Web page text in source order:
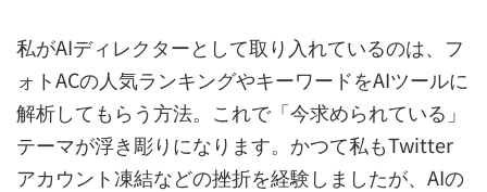
私がAIディレクターとして取り入れているのは、フ
ォトACの人気ランキングやキーワードをAIツールに
解析してもらう方法。これで「今求められている」
テーマが浮き彫りになります。かつて私もTwitter
アカウント凍結などの挫折を経験しましたが、AIの